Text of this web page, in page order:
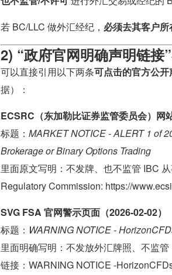
若 BC/LLC 做外汇经纪， 必须去其客户
2) “政府官网明确声明链接
可以直接引用以下两条可点击的官方公
据）：
ECSRC（东加勒比证券监管委员会）网
标题： MARKET NOTICE - ALERT 1 of
Brokerage or Binary Options Trading
里面原文写明：不发牌、也不监管 IBC
Regulatory Commission: https://
SVG FSA 官网警示页面（2026-02-02）
标题： WARNING NOTICE -
里面明确写明：不发放外汇牌照、不监
链接： WARNING NOTICE -